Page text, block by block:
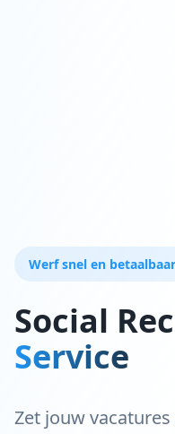
Werf snel en
Social
Service
Zet jouw